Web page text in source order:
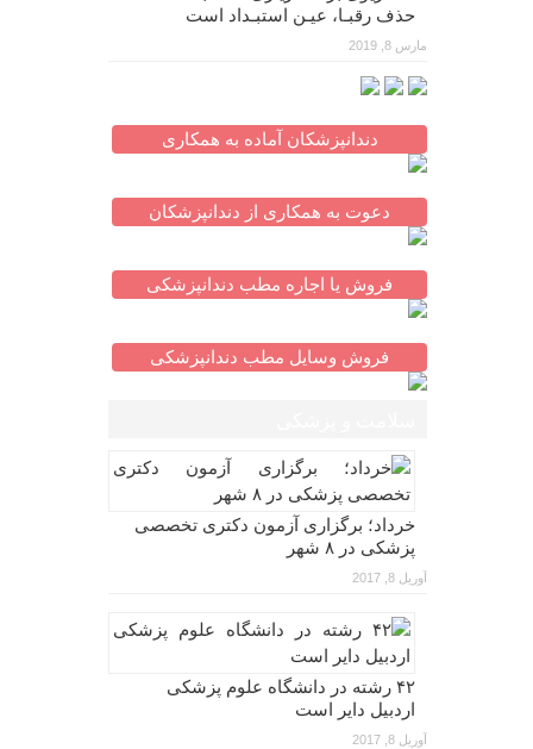
حذف رقبـا، عیـن استبـداد است
مارس 8, 2019
دندانپزشکان آماده به همکاری
دعوت به همکاری از دندانپزشکان
فروش یا اجاره مطب دندانپزشکی
فروش وسایل مطب دندانپزشکی
خرداد؛ برگزاری آزمون دکتری تخصصی
پزشکی در ۸ شهر
آوریل 8, 2017
۴۲ رشته در دانشگاه علوم پزشکی
اردبیل دایر است
آوریل 8, 2017